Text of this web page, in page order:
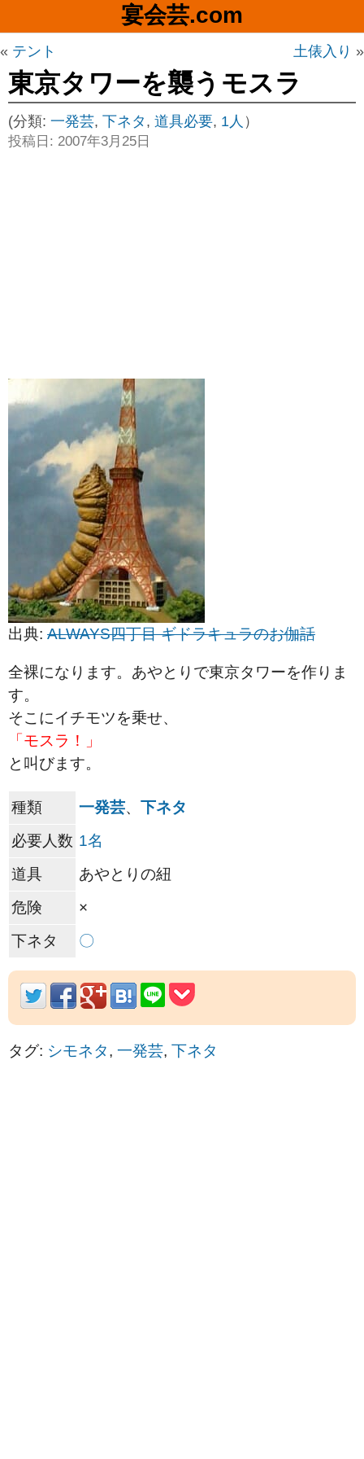
宴会芸.com
« テント 土俵入り »
東京タワーを襲うモスラ
(分類: 一発芸, 下ネタ , 道具必要, 1人 ）
投稿日: 2007年3月25日
出典: ALWAYS四丁目 ギドラキュラのお伽話
全裸になります。あやとりで東京タワーを作りま
す。
そこにイチモツを乗せ、
「モスラ！」
と叫びます。
種類 一発芸、 下ネタ
必要人数 1名
道具
あやとりの紐
危険
×
下ネタ
〇
タグ: シモネタ, 一発芸, 下ネタ